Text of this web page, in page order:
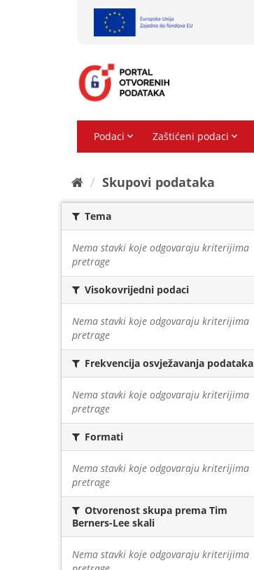
Skupovi podаtаkа
Tema
Nema stavki koje odgovaraju kriterijima
pretrage
Visokovrijedni podaci
Nema stavki koje odgovaraju kriterijima
pretrage
Frekvencija osvježavanja podataka
Nema stavki koje odgovaraju kriterijima
pretrage
Formati
Nema stavki koje odgovaraju kriterijima
pretrage
Otvorenost skupa prema Tim
Berners-Lee skali
Nema stavki koje odgovaraju kriterijima